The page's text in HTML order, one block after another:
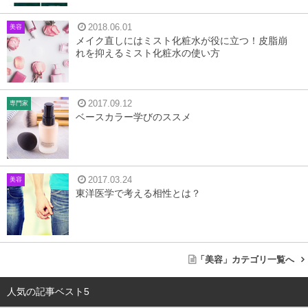
メイクをきちんと落とせていない
目元のクマ、なかでも色素沈着型のクマはメイクを落とす
際にきちんと落とせていないことが大きな原因となりま
す。
目を大きくぱっちり見せるためにアイラインやマスカラ、
アイシャドウをしっかり入れているにも関わらず、クレン
ジングはまとめてささっとして終了～なんてこと、ありま
せんか。
素が皮膚にたまり、色素沈着してしまうのです。
美容 2018.06.01
メイク直しにはミスト化粧水が役に立つ！皮脂崩
れを抑えるミスト化粧水の使い方
専門家 2017.09.12
ベースカラー学びのススメ
美容 2017.03.24
東洋医学で考える相性とは？
「美容」カテゴリ一覧へ
人気の記事ベスト5